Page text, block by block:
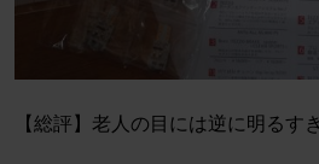
【総評】老人の目には逆に明るす